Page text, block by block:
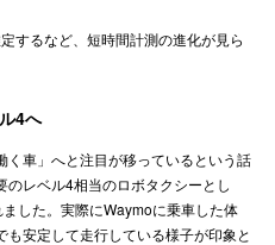
するなど、短時間計測の進化が見ら
4へ
く車」へと注目が移っているという話
レベル4相当のロボタクシーとし
した。実際にWaymoに乗車した体
安定して走行している様子が印象と